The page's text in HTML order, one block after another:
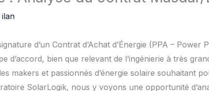
ilan
d’un Contrat d’Achat d’Énergie (PPA –
d’accord, bien que relevant de l’ingénierie à très
makers et passionnés d’énergie solaire souhaitant
SolarLogik, nous y voyons une opportunité